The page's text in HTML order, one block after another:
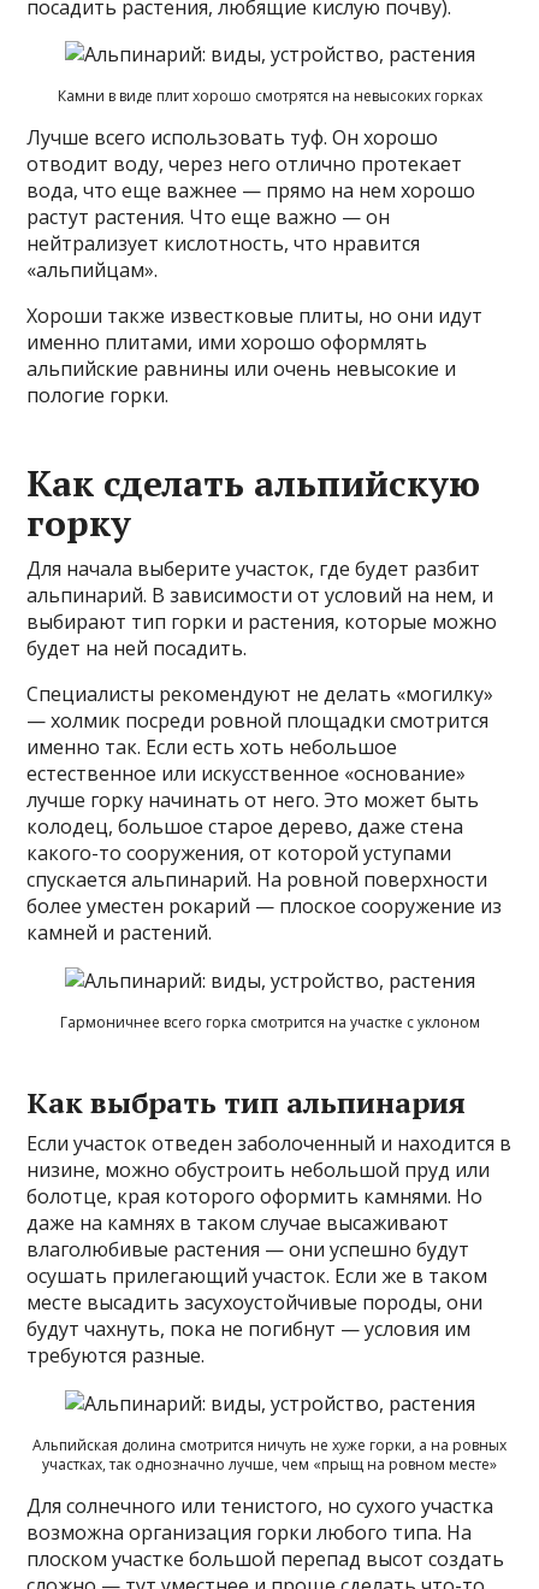
посадить растения, любящие кислую почву).
Камни в виде плит хорошо смотрятся на невысоких горках
Лучше всего использовать туф. Он хорошо
отводит воду, через него отлично протекает
вода, что еще важнее — прямо на нем хорошо
растут растения. Что еще важно — он
нейтрализует кислотность, что нравится
«альпийцам».
Хороши также известковые плиты, но они идут
именно плитами, ими хорошо оформлять
альпийские равнины или очень невысокие и
пологие горки.
Как сделать альпийскую
горку
Для начала выберите участок, где будет разбит
альпинарий. В зависимости от условий на нем, и
выбирают тип горки и растения, которые можно
будет на ней посадить.
Специалисты рекомендуют не делать «могилку»
— холмик посреди ровной площадки смотрится
именно так. Если есть хоть небольшое
естественное или искусственное «основание»
лучше горку начинать от него. Это может быть
колодец, большое старое дерево, даже стена
какого-то сооружения, от которой уступами
спускается альпинарий. На ровной поверхности
более уместен рокарий — плоское сооружение из
камней и растений.
Гармоничнее всего горка смотрится на участке с уклоном
Как выбрать тип альпинария
Если участок отведен заболоченный и находится в
низине, можно обустроить небольшой пруд или
болотце, края которого оформить камнями. Но
даже на камнях в таком случае высаживают
влаголюбивые растения — они успешно будут
осушать прилегающий участок. Если же в таком
месте высадить засухоустойчивые породы, они
будут чахнуть, пока не погибнут — условия им
требуются разные.
Альпийская долина смотрится ничуть не хуже горки, а на ровных
участках, так однозначно лучше, чем «прыщ на ровном месте»
Для солнечного или тенистого, но сухого участка
возможна организация горки любого типа. На
плоском участке большой перепад высот создать